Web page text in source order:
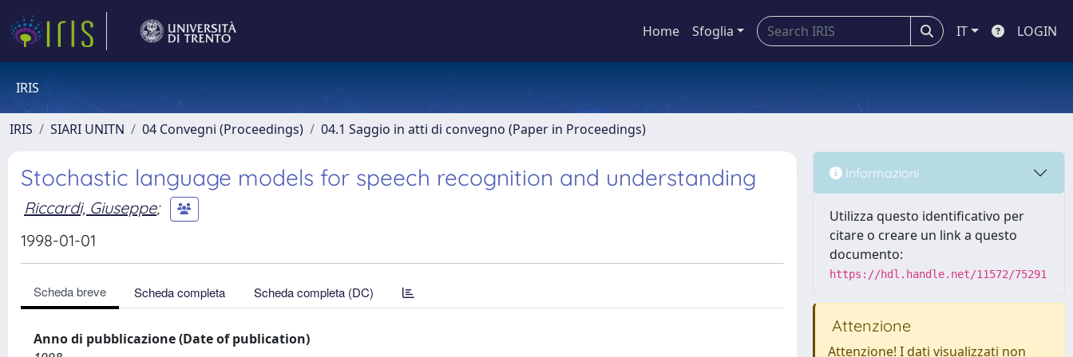
Home Sfoglia IT LOGIN
IRIS
IRIS SIARI UNITN 04 Convegni (Proceedings) 04.1 Saggio in atti di convegno (Paper in Proceedings)
Stochastic language models for speech recognition and understanding
Riccardi, Giuseppe;
1998-01-01
Scheda breve Scheda completa Scheda completa (DC)
Anno di pubblicazione (Date of publication)
Informazioni
Utilizza questo identificativo per
citare o creare un link a questo
documento:
https://hdl.handle.net/11572/75291
Attenzione
Attenzione! I dati visualizzati non